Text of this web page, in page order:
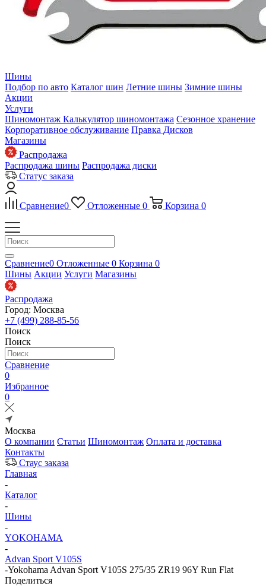
Шины
Подбор по авто Каталог шин Летние шины Зимние шины
Акции
Услуги
Шиномонтаж Калькулятор шиномонтажа Сезонное хранение
Корпоративное обслуживание Правка Дисков
Магазины
Распродажа
Распродажа шины Распродажа диски
Статус заказа
Сравнение0 Отложенные 0 Корзина 0
Сравнение0 Отложенные 0 Корзина 0
Шины Акции Услуги Магазины
Распродажа
Город: Москва
+7 (499) 288-85-56
Поиск
Поиск
Сравнение
0
Избранное
0
Москва
О компании Статьи Шиномонтаж Оплата и доставка
Контакты
Стаус заказа
Главная
-
Каталог
-
Шины
-
YOKOHAMA
-
Advan Sport V105S
-Yokohama Advan Sport V105S 275/35 ZR19 96Y Run Flat
Поделиться